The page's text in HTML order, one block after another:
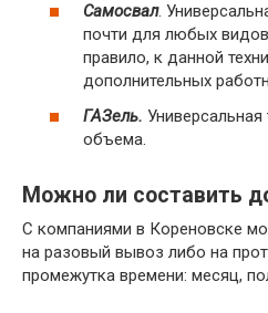
Самосвал.
почти для любых
правило, к данной
дополнительных
ГАЗель.
объема.
Можно ли составить
С компаниями в Кореновске
на разовый вывоз либо на
промежутка времени: месяц,